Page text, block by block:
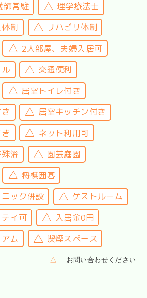
師常駐
理学療法士
制
リハビリ体制
2人部屋、夫婦入居可
交通便利
居室トイレ付き
居室キッチン付き
ネット利用可
浴
園芸庭園
将棋囲碁
ック併設
ゲストルーム
イ可
入居金0円
ム
喫煙スペース
△ お問い合わせください